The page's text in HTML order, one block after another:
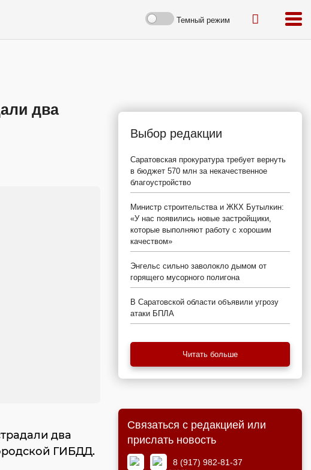
Темный режим
два
два
ГИБДД.
Выбор редакции
Саратовская прокуратура требует вернуть
в бюджет 570 млн за некачественное
благоустройство
Министр строительства и ЖКХ Бутылкин:
«У нас появились новые застройщики,
которые выполняют работу с хорошим
качеством»
Энгельс сильно заволокло дымом от
горящего мусорного полигона
В Саратовской области объявили угрозу
атаки БПЛА
Читать больше
Связаться с редакцией или
прислать новость
8 (917) 982-81-37